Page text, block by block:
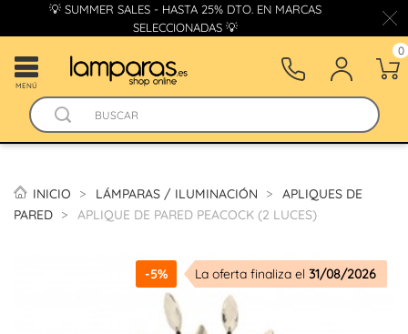
💡 SUMMER SALES - HASTA 25% DTO. EN MARCAS
SELECCIONADAS 💡
MENÚ
0
INICIO LÁMPARAS / ILUMINACIÓN
APLIQUES DE
PARED
APLIQUE DE PARED PEACOCK (2 LUCES)
-5% La oferta finaliza el 31/08/2026